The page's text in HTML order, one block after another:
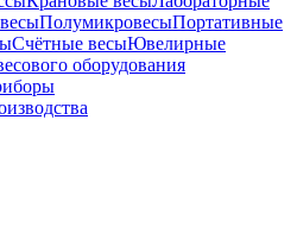
ПолумикровесыПортативные
Счётные весыЮвелирные
оборудования